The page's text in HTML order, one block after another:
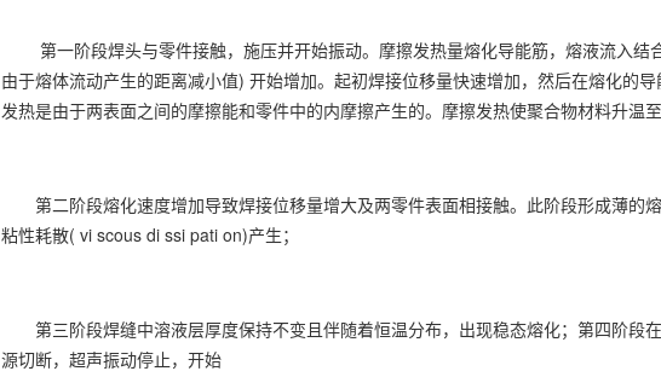
第一阶段焊头与零件接触，施压并开始振动。摩擦发热量熔化导能筋，熔液流入结
由于熔体流动产生的距离减小值) 开始增加。起初焊接位移量快速增加，然后在熔化的
发热是由于两表面之间的摩擦能和零件中的内摩擦产生的。摩擦发热使聚合物材料升温
第二阶段熔化速度增加导致焊接位移量增大及两零件表面相接触。此阶段形成薄的
粘性耗散( vi scous di ssi pati on)产生；
第三阶段焊缝中溶液层厚度保持不变且伴随着恒温分布，出现稳态熔化；第四阶段
源切断，超声振动停止，开始